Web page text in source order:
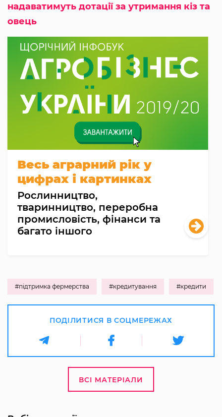
надаватимуть дотації за утримання кіз та
овець
Весь аграрний рік у
цифрах і картинках
Рослинництво,
тваринництво, переробна
промисловість, фінанси та
багато іншого
#підтримка фермерства #кредитування #кредити
ПОДІЛИТИСЯ В СОЦМЕРЕЖАХ
ВСІ МАТЕРІАЛИ